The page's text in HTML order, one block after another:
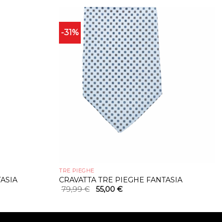
-31%
TRE PIEGHE
CRAVATTA TRE PIEGHE FANTASIA
79,99€ Il
prezzo
55,00€Il